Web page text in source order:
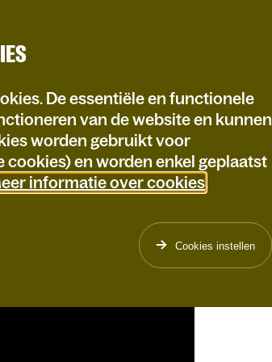
De essentiële en functionele
van de website en kunnen
worden gebruikt voor
en worden enkel geplaatst
informatie over cookies.
Cookies instellen